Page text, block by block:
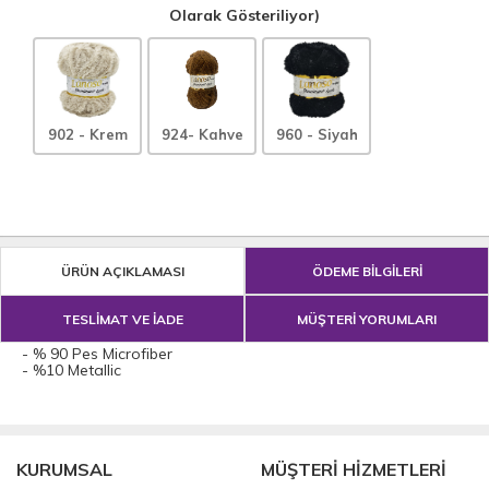
Olarak Gösteriliyor)
902 - Krem 924- Kahve 960 - Siyah
ÜRÜN AÇIKLAMASI ÖDEME BİLGİLERİ
TESLİMAT VE İADE MÜŞTERİ YORUMLARI
- % 90 Pes Microfiber
- %10 Metallic
KURUMSAL MÜŞTERİ HİZMETLERİ